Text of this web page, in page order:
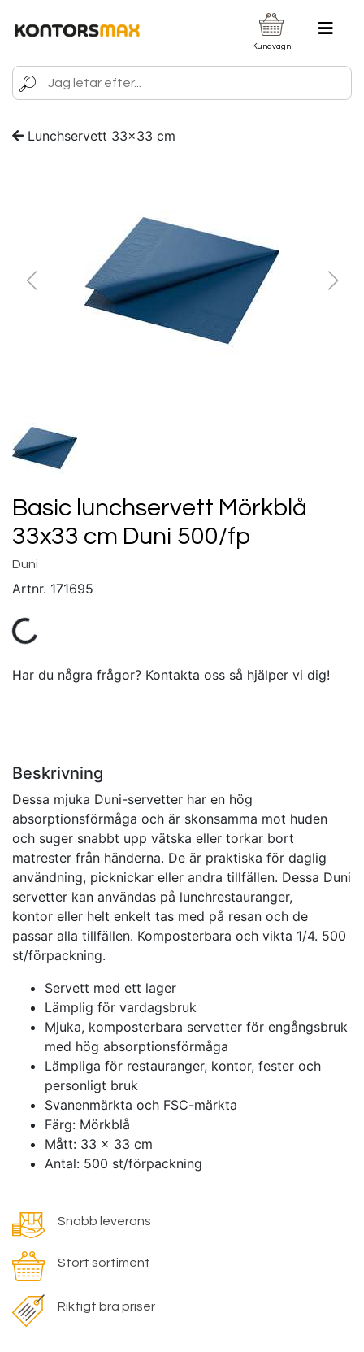
Kundvagn
Lunchservett 33x33 cm
Basic lunchservett Mörkblå
33x33 cm Duni 500/fp
Duni
Artnr. 171695
Har du några frågor? Kontakta oss så hjälper vi dig!
Beskrivning
Dessa mjuka Duni-servetter har en hög
absorptionsförmåga och är skonsamma mot huden
och suger snabbt upp vätska eller torkar bort
matrester från händerna. De är praktiska för daglig
användning, picknickar eller andra tillfällen. Dessa Duni
servetter kan användas på lunchrestauranger,
kontor eller helt enkelt tas med på resan och de
passar alla tillfällen. Komposterbara och vikta 1/4. 500
st/förpackning.
Servett med ett lager
Lämplig för vardagsbruk
Mjuka, komposterbara servetter för engångsbruk
med hög absorptionsförmåga
Lämpliga för restauranger, kontor, fester och
personligt bruk
Svanenmärkta och FSC-märkta
Färg: Mörkblå
Mått: 33 x 33 cm
Antal: 500 st/förpackning
Snabb leverans
Stort sortiment
Riktigt bra priser